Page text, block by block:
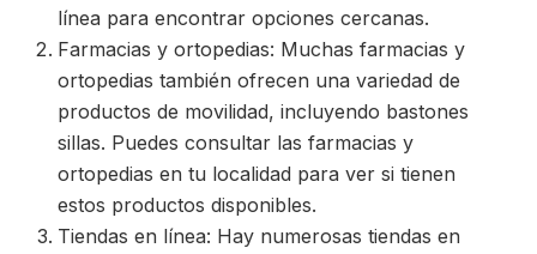
línea para encontrar opciones cercanas.
Farmacias y ortopedias: Muchas farmacias y
ortopedias también ofrecen una variedad de
productos de movilidad, incluyendo bastones
sillas. Puedes consultar las farmacias y
ortopedias en tu localidad para ver si tienen
estos productos disponibles.
Tiendas en línea: Hay numerosas tiendas en